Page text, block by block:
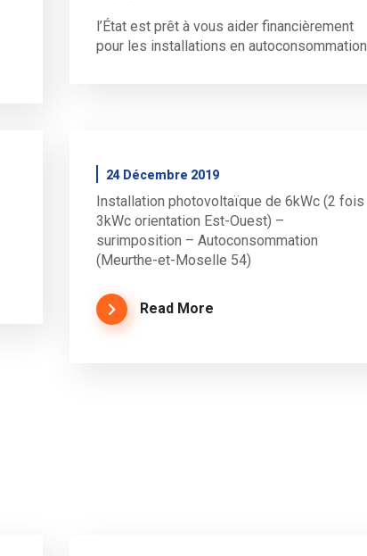
l’État est prêt à vous aider financièrement
pour les installations en autoconsommation
24 Décembre 2019
Installation photovoltaïque de 6kWc (2 fois
3kWc orientation Est-Ouest) –
surimposition – Autoconsommation
(Meurthe-et-Moselle 54)
Read More